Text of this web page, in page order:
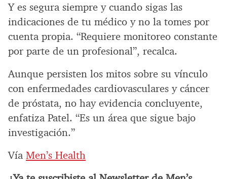
Y es segura siempre y cuando sigas las
indicaciones de tu médico y no la tomes por
cuenta propia. “Requiere monitoreo constante
por parte de un profesional”, recalca.
Aunque persisten los mitos sobre su vínculo
con enfermedades cardiovasculares y cáncer
de próstata, no hay evidencia concluyente,
enfatiza Patel. “Es un área que sigue bajo
investigación.”
Vía Men’s Health